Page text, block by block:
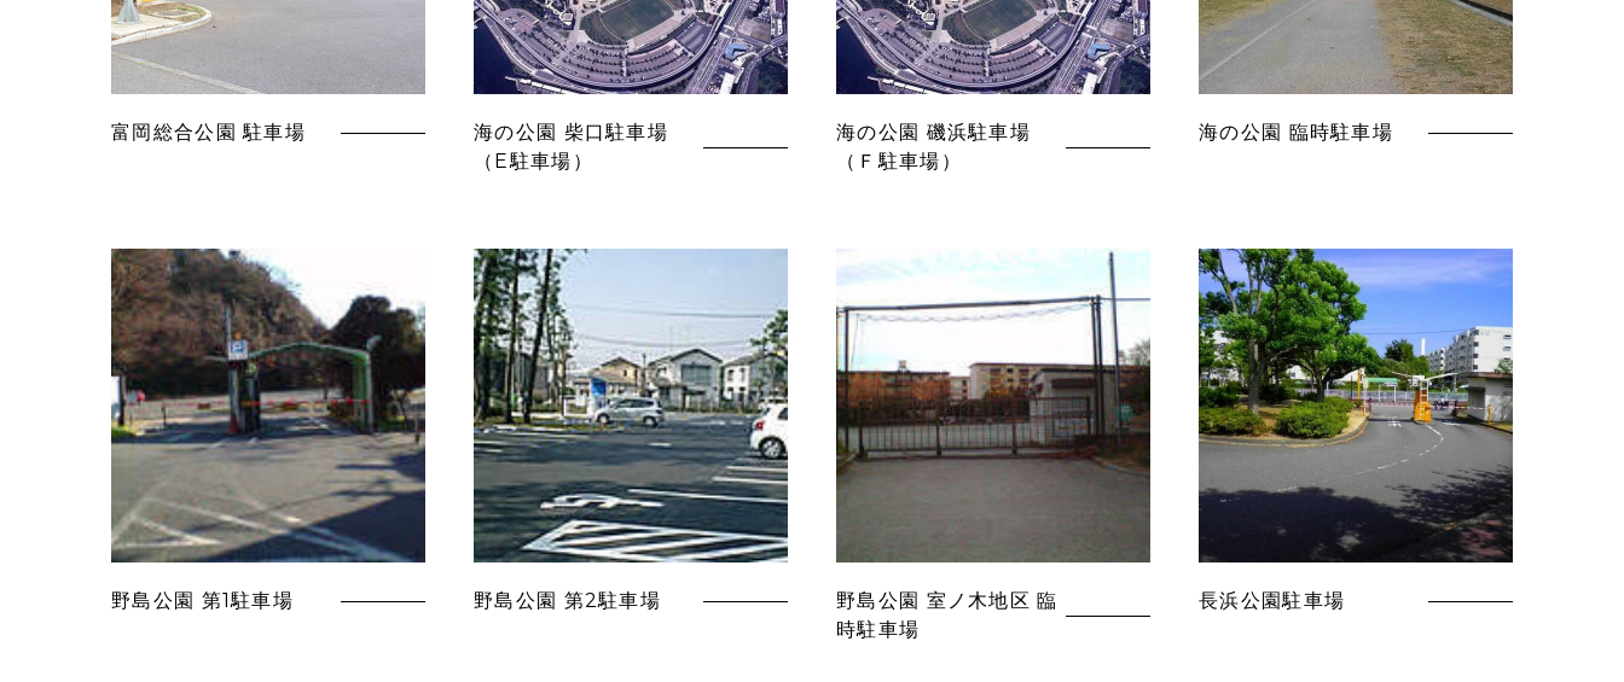
富岡総合公園 駐車場
海の公園 柴口駐車場
（E駐車場）
海の公園 磯浜駐車場
（Ｆ駐車場）
海の公園 臨時駐車場
野島公園 第1駐車場 野島公園 第2駐車場
野島公園 室ノ木地区 臨
時駐車場
長浜公園駐車場